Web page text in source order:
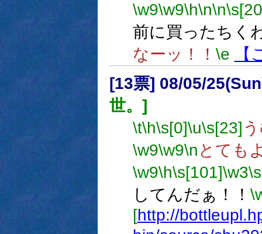
\w9\w9\h\n\n
前に買ったちく
なーッ！！ \e
[13票] 08/05/
世。]
\t\h\s[0]\u\s[23]
\w9\w9\n とても
\w9\h\s[101]\w3
してんだぁ！！
[http://